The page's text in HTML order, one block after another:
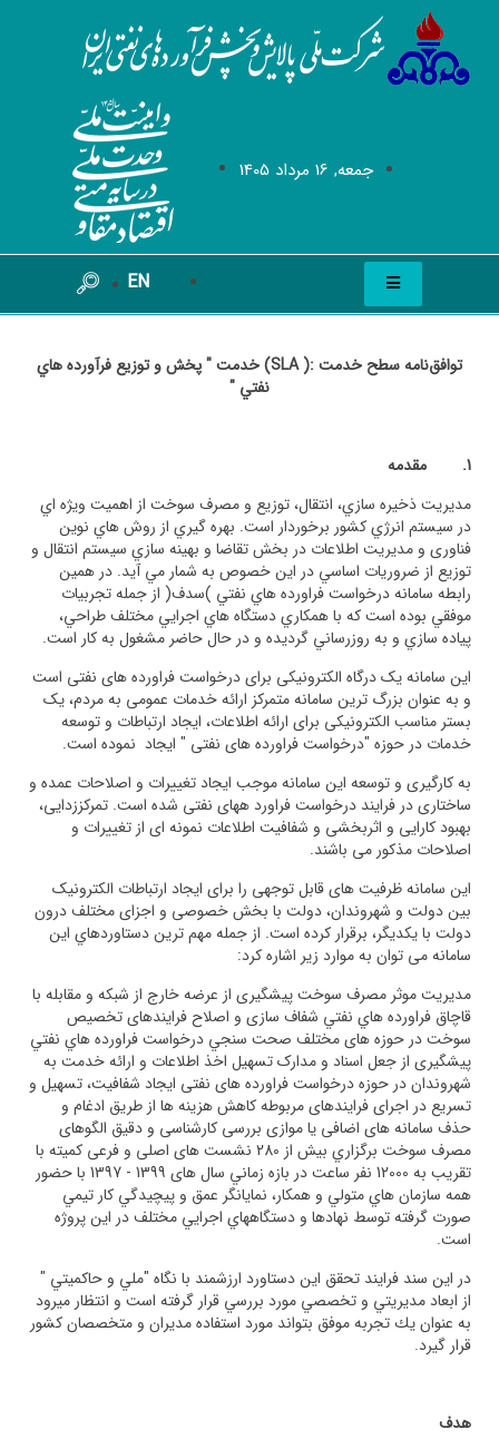
جمعه, 16 مرداد 1405
EN
توافق‌نامه سطح خدمت:( SLA)
خدمت " پخش و توزيع فرآورده هاي
نفتي "
1.
مقدمه
مديريت ذخيره سازي، انتقال، توزيع و مصرف سوخت از اهميت ويژه اي
در سيستم انرژي كشور برخوردار است. بهره گيري از روش هاي نوين
فناوری و مديريت اطلاعات در بخش تقاضا و بهينه سازي سيستم انتقال و
توزيع از ضروريات اساسي در اين خصوص به شمار مي آيد. در همين
رابطه سامانه درخواست فراورده هاي نفتي )سدف( از جمله تجربيات
موفقي بوده است كه با همكاري دستگاه هاي اجرايي مختلف طراحي،
پياده سازي و به روزرساني گرديده و در حال حاضر مشغول به كار است.
این سامانه یک درگاه الکترونیکی برای درخواست فراورده های نفتی است
و به عنوان بزرگ ترین سامانه متمرکز ارائه خدمات عمومی به مردم، یک
بستر مناسب الکترونیکی برای ارائه اطلاعات، ایجاد ارتباطات و توسعه
خدمات در حوزه "درخواست فراورده های نفتی " ایجاد نموده است.
به کارگیری و توسعه این سامانه موجب ایجاد تغییرات و اصلاحات عمده و
ساختاری در فرایند درخواست فراورد ههای نفتی شده است. تمرکززدایی،
بهبود کارایی و اثربخشی و شفافیت اطلاعات نمونه ای از تغییرات و
اصلاحات مذکور می باشند.
این سامانه ظرفیت های قابل توجهی را برای ایجاد ارتباطات الکترونیک
بین دولت و شهروندان، دولت با بخش خصوصی و اجزای مختلف درون
دولت با يكديگر، برقرار کرده است. از جمله مهم ترين دستاوردهاي اين
سامانه می توان به موارد زیر اشاره کرد:
مديريت موثر مصرف سوخت پیشگیری از عرضه خارج از شبکه و مقابله با
قاچاق فراورده هاي نفتي شفاف سازی و اصلاح فرایندهای تخصيص
سوخت در حوزه های مختلف صحت سنجي درخواست فراورده هاي نفتي
پيشگیری از جعل اسناد و مدارک تسهیل اخذ اطلاعات و ارائه خدمت به
شهروندان در حوزه درخواست فراورده های نفتی ایجاد شفافیت، تسهیل و
تسریع در اجرای فرایندهای مربوطه کاهش هزینه ها از طریق ادغام و
حذف سامانه های اضافی یا موازی بررسی کارشناسی و دقیق الگوهای
مصرف سوخت برگزاري بيش از 280 نشست های اصلی و فرعی کمیته با
تقریب به 12000 نفر ساعت در بازه زماني سال های 1399 - 1397 با حضور
همه سازمان هاي متولي و همکار، نمایانگر عمق و پيچيدگي كار تيمي
صورت گرفته توسط نهادها و دستگاههاي اجرايي مختلف در اين پروژه
است.
در اين سند فرايند تحقق اين دستاورد ارزشمند با نگاه "ملي و حاكميتي "
از ابعاد مديريتي و تخصصي مورد بررسي قرار گرفته است و انتظار میرود
به عنوان يك تجربه موفق بتواند مورد استفاده مديران و متخصصان کشور
قرار گیرد.
هدف